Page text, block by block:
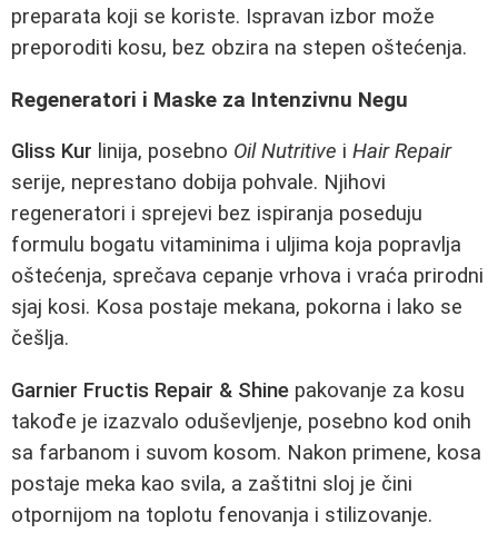
preparata koji se koriste. Ispravan izbor može
preporoditi kosu, bez obzira na stepen oštećenja.
Regeneratori i Maske za Intenzivnu Negu
Gliss Kur linija, posebno Oil Nutritive i Hair Repair
serije, neprestano dobija pohvale. Njihovi
regeneratori i sprejevi bez ispiranja poseduju
formulu bogatu vitaminima i uljima koja popravlja
oštećenja, sprečava cepanje vrhova i vraća prirodni
sjaj kosi. Kosa postaje mekana, pokorna i lako se
češlja.
Garnier Fructis Repair & Shine pakovanje za kosu
takođe je izazvalo oduševljenje, posebno kod onih
sa farbanom i suvom kosom. Nakon primene, kosa
postaje meka kao svila, a zaštitni sloj je čini
otpornijom na toplotu fenovanja i stilizovanje.